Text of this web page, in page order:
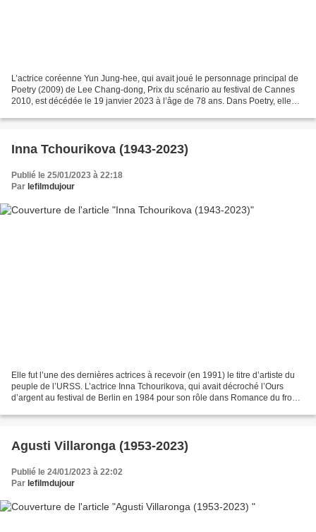
L’actrice coréenne Yun Jung-hee, qui avait joué le personnage principal de
Poetry (2009) de Lee Chang-dong, Prix du scénario au festival de Cannes
2010, est décédée le 19 janvier 2023 à l’âge de 78 ans. Dans Poetry, elle
Inna Tchourikova (1943-2023)
Publié le 25/01/2023 à 22:18
Par lefilmdujour
Elle fut l’une des dernières actrices à recevoir (en 1991) le titre d’artiste du
peuple de l’URSS. L’actrice Inna Tchourikova, qui avait décroché l’Ours
d’argent au festival de Berlin en 1984 pour son rôle dans Romance du front
Agusti Villaronga (1953-2023)
Publié le 24/01/2023 à 22:02
Par lefilmdujour